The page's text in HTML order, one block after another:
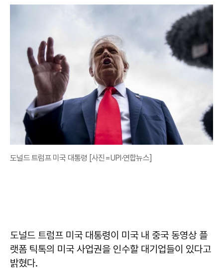
도널드 트럼프 미국 대통령 [사진=UPI·연합뉴스]
도널드 트럼프 미국 대통령이 미국 내 중국 동영상 플
랫폼 틱톡의 미국 사업권을 인수할 대기업들이 있다고
밝혔다.